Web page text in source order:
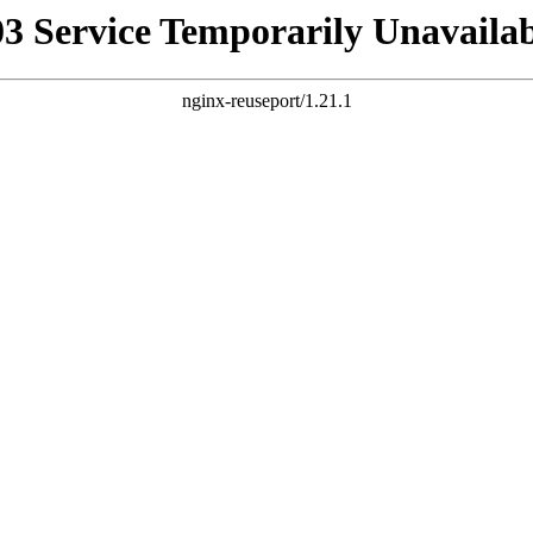
Service Temporarily
nginx-reuseport/1.21.1